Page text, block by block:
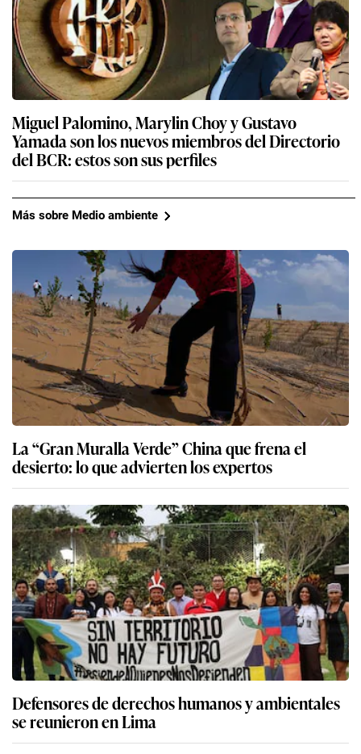
Miguel Palomino, Marylin Choy y Gustavo
Yamada son los nuevos miembros del Directorio
del BCR: estos son sus perfiles
Más sobre Medio ambiente
La “Gran Muralla Verde” China que frena el
desierto: lo que advierten los expertos
Defensores de derechos humanos y ambientales
se reunieron en Lima